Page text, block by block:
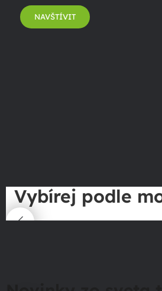
NAVŠTÍVIT
Vybírej podle